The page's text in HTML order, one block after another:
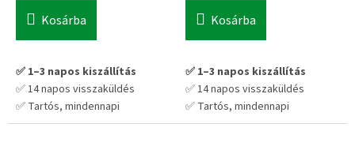
Kosárba
✅ 1–3 napos kiszállítás
✅ 14 napos visszaküldés
✅ Tartós, mindennapi
használatra tervezve
Kosárba
✅ 1–3 napos kiszállítás
✅ 14 napos visszaküldés
✅ Tartós, mindennapi
használatra tervezve